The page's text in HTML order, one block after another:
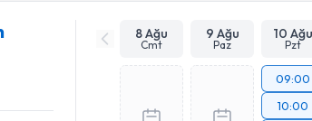
8 Ağu
Cmt
9 Ağu
Paz
10 Ağu
Pzt
09:00
10:00